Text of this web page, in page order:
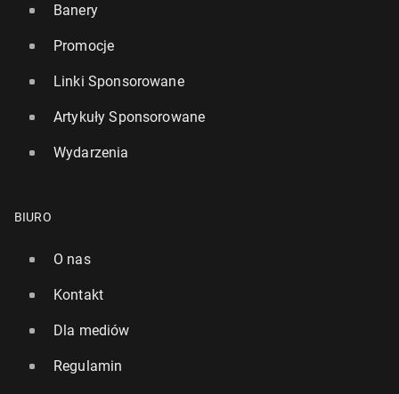
Banery
Promocje
Linki Sponsorowane
Artykuły Sponsorowane
Wydarzenia
BIURO
O nas
Kontakt
Dla mediów
Regulamin